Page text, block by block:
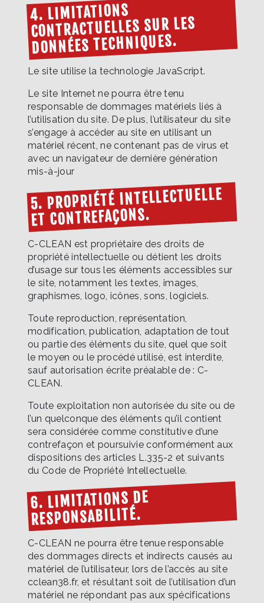
4. LIMITATIONS
CONTRACTUELLES SUR LES
DONNÉES TECHNIQUES.
Le site utilise la technologie JavaScript.
Le site Internet ne pourra être tenu
responsable de dommages matériels liés à
l’utilisation du site. De plus, l’utilisateur du site
s’engage à accéder au site en utilisant un
matériel récent, ne contenant pas de virus et
avec un navigateur de dernière génération
mis-à-jour
5. PROPRIÉTÉ INTELLECTUELLE
ET CONTREFAÇONS.
C-CLEAN est propriétaire des droits de
propriété intellectuelle ou détient les droits
d’usage sur tous les éléments accessibles sur
le site, notamment les textes, images,
graphismes, logo, icônes, sons, logiciels.
Toute reproduction, représentation,
modification, publication, adaptation de tout
ou partie des éléments du site, quel que soit
le moyen ou le procédé utilisé, est interdite,
sauf autorisation écrite préalable de : C-
CLEAN.
Toute exploitation non autorisée du site ou de
l’un quelconque des éléments qu’il contient
sera considérée comme constitutive d’une
contrefaçon et poursuivie conformément aux
dispositions des articles L.335-2 et suivants
du Code de Propriété Intellectuelle.
6. LIMITATIONS DE
RESPONSABILITÉ.
C-CLEAN ne pourra être tenue responsable
des dommages directs et indirects causés au
matériel de l’utilisateur, lors de l’accès au site
cclean38.fr, et résultant soit de l’utilisation d’un
matériel ne répondant pas aux spécifications